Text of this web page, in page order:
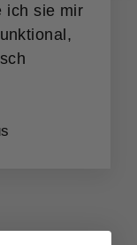
ich sie mir